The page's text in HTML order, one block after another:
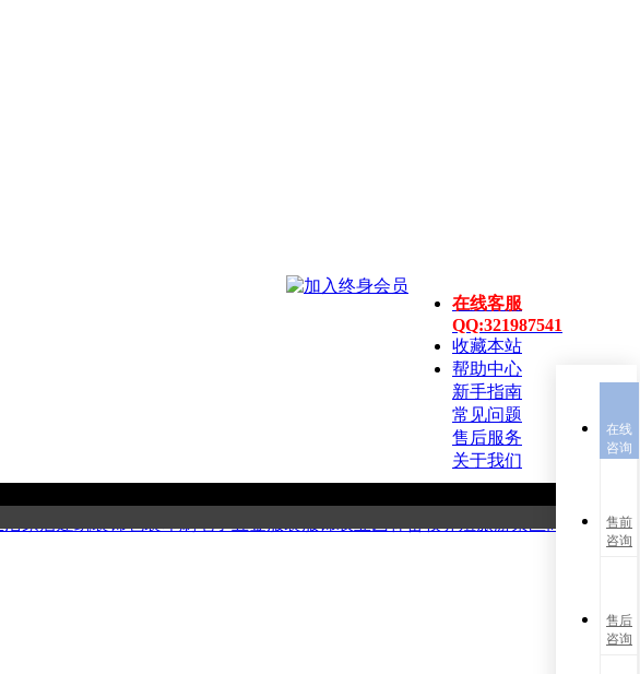
在线客服
QQ:321987541
收藏本站
帮助中心
新手指南
常见问题
售后服务
关于我们
商务服务
在线
咨询
售前
咨询
售后
咨询